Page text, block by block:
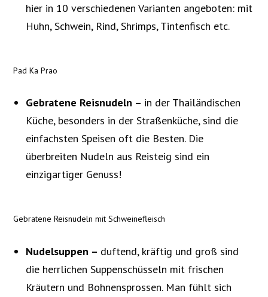
hier in 10 verschiedenen Varianten angeboten: mit
Huhn, Schwein, Rind, Shrimps, Tintenfisch etc.
Pad Ka Prao
Gebratene Reisnudeln – in der Thailändischen
Küche, besonders in der Straßenküche, sind die
einfachsten Speisen oft die Besten. Die
überbreiten Nudeln aus Reisteig sind ein
einzigartiger Genuss!
Gebratene Reisnudeln mit Schweinefleisch
Nudelsuppen – duftend, kräftig und groß sind
die herrlichen Suppenschüsseln mit frischen
Kräutern und Bohnensprossen. Man fühlt sich